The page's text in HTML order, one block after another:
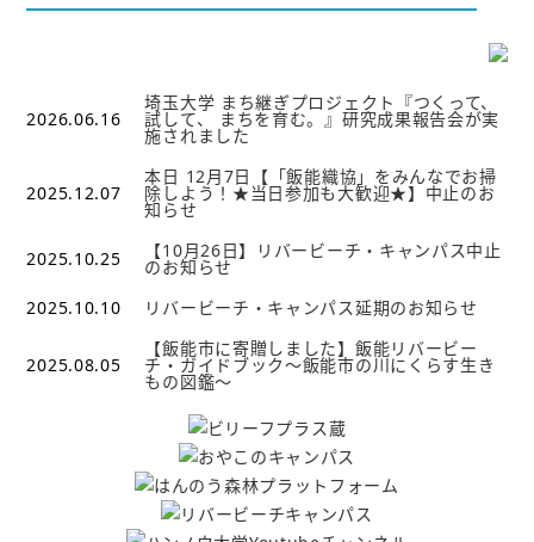
2026.06.16
埼玉大学 まち継ぎプロジェクト『つくって、
試して、 まちを育む。』研究成果報告会が実
施されました
2025.12.07
本日 12月7日【「飯能織協」をみんなでお掃
除しよう！★当日参加も大歓迎★】中止のお
知らせ
2025.10.25 【10月26日】リバービーチ・キャンパス中止
のお知らせ
2025.10.10
リバービーチ・キャンパス延期のお知らせ
2025.08.05
【飯能市に寄贈しました】飯能リバービー
チ・ガイドブック～飯能市の川にくらす生き
もの図鑑～